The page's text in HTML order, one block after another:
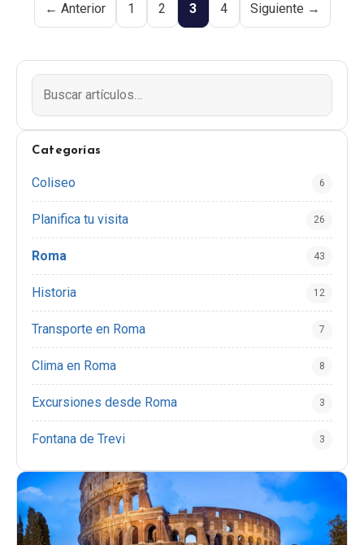
← Anterior 1 2 3 4 Siguiente →
Categorías
Coliseo 6
Planifica tu visita 26
Roma 43
Historia 12
Transporte en Roma 7
Clima en Roma 8
Excursiones desde Roma 3
Fontana de Trevi 3